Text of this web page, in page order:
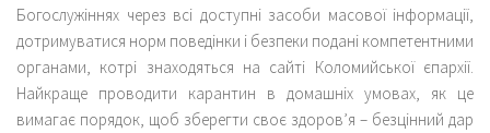
Богослужіннях через всі доступні засоби масової інформації,
дотримуватися норм поведінки і безпеки подані компетентними
органами, котрі знаходяться на сайті Коломийської єпархії.
Найкраще проводити карантин в домашніх умовах, як це
вимагає порядок, щоб зберегти своє здоров’я – безцінний дар